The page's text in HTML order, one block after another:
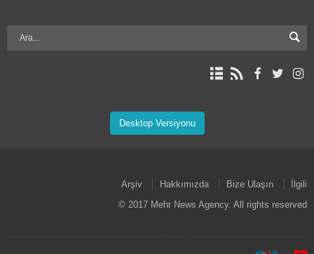
Desktop Versiyonu
Arşiv Hakkımızda Bize Ulaşın
İlgili
© 2017 Mehr News Agency. All rights reserved